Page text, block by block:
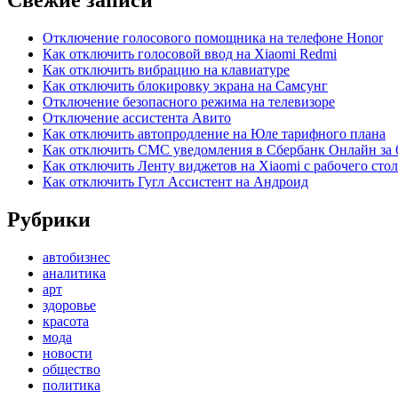
Отключение голосового помощника на телефоне Honor
Как отключить голосовой ввод на Xiaomi Redmi
Как отключить вибрацию на клавиатуре
Как отключить блокировку экрана на Самсунг
Отключение безопасного режима на телевизоре
Отключение ассистента Авито
Как отключить автопродление на Юле тарифного плана
Как отключить СМС уведомления в Сбербанк Онлайн за
Как отключить Ленту виджетов на Xiaomi с рабочего
Как отключить Гугл Ассистент на Андроид
Рубрики
автобизнес
аналитика
арт
здоровье
красота
мода
новости
общество
политика